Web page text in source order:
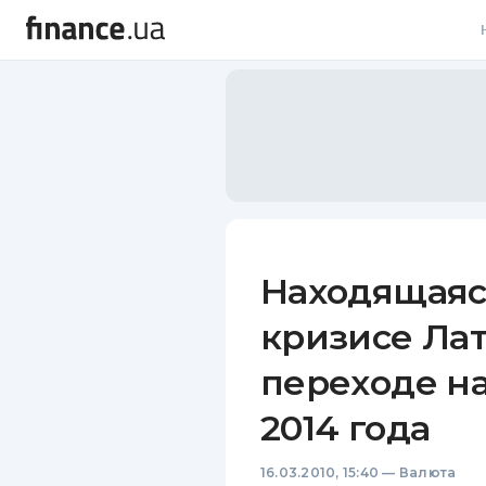
кризисе
переходе
2014 года
16.03.2010, 15:40 — Валюта